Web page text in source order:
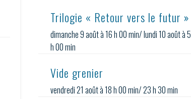
Trilogie « Retour vers le futur »
dimanche 9 août à 16 h 00 min/lundi 10 août à 5
h 00 min
Vide grenier
vendredi 21 août à 18 h 00 min/23 h 30 min